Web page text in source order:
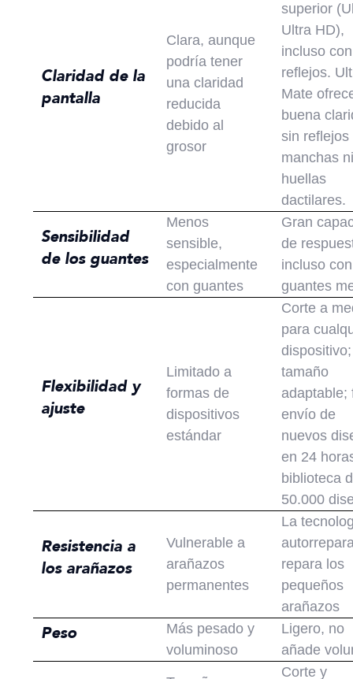
Claridad de la
pantalla
Clara, aunque
podría tener
una claridad
reducida
debido al
grosor
superior
Ultra HD),
incluso con
reflejos.
Mate
buena
sin reflejos
manchas
huellas
dactilares.
Sensibilidad
de los guantes
Menos
sensible,
especialmente
con guantes
Gran
de
incluso con
guantes
Flexibilidad y
ajuste
Limitado a
formas de
dispositivos
estándar
Corte a
para
dispositivo;
tamaño
adaptable;
envío de
nuevos
en 24
biblioteca
50.000
Resistencia a
los arañazos
Vulnerable a
arañazos
permanentes
La
repara los
pequeños
arañazos
Peso
Más pesado y
voluminoso
Ligero, no
añade
Corte y